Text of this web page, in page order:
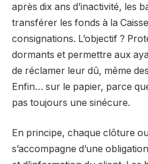
après dix ans d’inactivité, les
transférer les fonds à la
consignations. L’objectif ?
dormants et permettre aux
de réclamer leur dû, même
Enfin… sur le papier, parce
pas toujours une sinécure.
En principe, chaque clôture
s’accompagne d’une